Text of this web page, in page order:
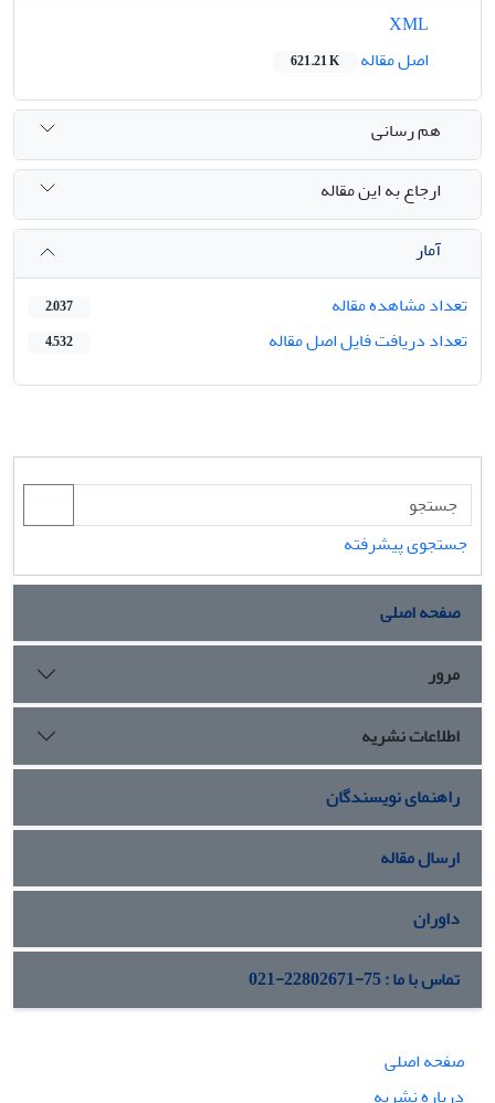
اصل مقاله
621.21 K
هم رسانی
ارجاع به این مقاله
آمار
تعداد مشاهده مقاله
2,037
تعداد دریافت فایل اصل مقاله 4,532
جستجوی پیشرفته
صفحه اصلی
مرور
اطلاعات نشریه
راهنمای نویسندگان
ارسال مقاله
داوران
تماس با ما : 75-22802671-021
صفحه اصلی